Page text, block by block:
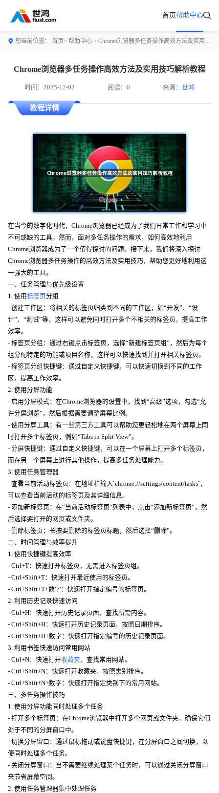
首页帮助中心
您当前位置： 首页> 帮助中心 > Chrome浏览器多任务操作高效方法及实用技巧解析教程
Chrome浏览器多任务操作高效方法及实用技巧解析教程
时间：2025-12-02 阅读：0 来源：世鸿
教程详情
在当今的数字化时代，Chrome浏览器已经成为了我们日常工作和学习中
不可或缺的工具。然而，面对多任务操作的需求，如何高效地利用
Chrome浏览器成为了一个值得探讨的问题。接下来，我们将深入探讨
Chrome浏览器多任务操作的高效方法及实用技巧，帮助您更好地利用这
一强大的工具。
一、任务管理与优先级设置
1. 使用标签页分组
- 创建工作区：将相关的标签页归类到不同的工作区，如“开发”、“设
计”、“测试”等，这样可以避免同时打开多个不相关的标签页，提高工作
效率。
- 标签页分组：通过右键点击标签页，选择“新建标签页组”，然后为每个
组分配特定的功能或项目名称，这样可以快速找到并打开相关标签页。
- 标签页分组快捷键：通过自定义快捷键，可以快速切换到不同的工作
区，提高工作效率。
2. 使用分屏功能
- 启用分屏模式：在Chrome浏览器的设置中，找到“高级”选项，勾选“允
许分屏浏览”，然后根据需要调整屏幕比例。
- 使用分屏工具：有一些第三方工具可以帮助您更轻松地在两个屏幕上同
时打开多个标签页，例如“Tabs in Split View”。
- 分屏快捷键：通过自定义快捷键，可以在一个屏幕上打开多个标签页，
而在另一个屏幕上进行其他操作，提高多任务处理能力。
3. 使用任务管理器
- 查看当前活动标签页：在地址栏输入`chrome://settings/content/tasks`，
可以查看当前活动的标签页及其详细信息。
- 添加新标签页：在“当前活动标签页”列表中，点击“添加新标签页”，然
后选择要打开的网页或文件夹。
- 删除标签页：长按要删除的标签页标题，然后选择“删除”。
二、时间管理与效率提升
1. 使用快捷键提高效率
- Ctrl+T：快速打开标签页，无需进入标签页组。
- Ctrl+Shift+T：快速打开最近使用的标签页。
- Ctrl+Shift+T+数字：快速打开指定编号的标签页。
2. 利用历史记录快速访问
- Ctrl+H：快速打开历史记录页面，查找所需内容。
- Ctrl+Shift+H：快速打开历史记录页面，按照日期排序。
- Ctrl+Shift+H+数字：快速打开指定编号的历史记录页面。
3. 利用书签快速访问常用网站
- Ctrl+N：快速打开收藏夹 ，查找常用网站。
- Ctrl+Shift+N：快速打开收藏夹，按照类别排序。
- Ctrl+Shift+N+数字：快速打开指定类别下的常用网站。
三、多任务操作技巧
1. 使用分屏功能同时处理多个任务
- 打开多个标签页：在Chrome浏览器中打开多个网页或文件夹，确保它们
处于不同的分屏窗口中。
- 切换分屏窗口：通过鼠标拖动或键盘快捷键，在分屏窗口之间切换，以
便同时处理多个任务。
- 关闭分屏窗口：当不需要继续处理某个任务时，可以通过关闭分屏窗口
来节省屏幕空间。
2. 使用任务管理器集中处理任务